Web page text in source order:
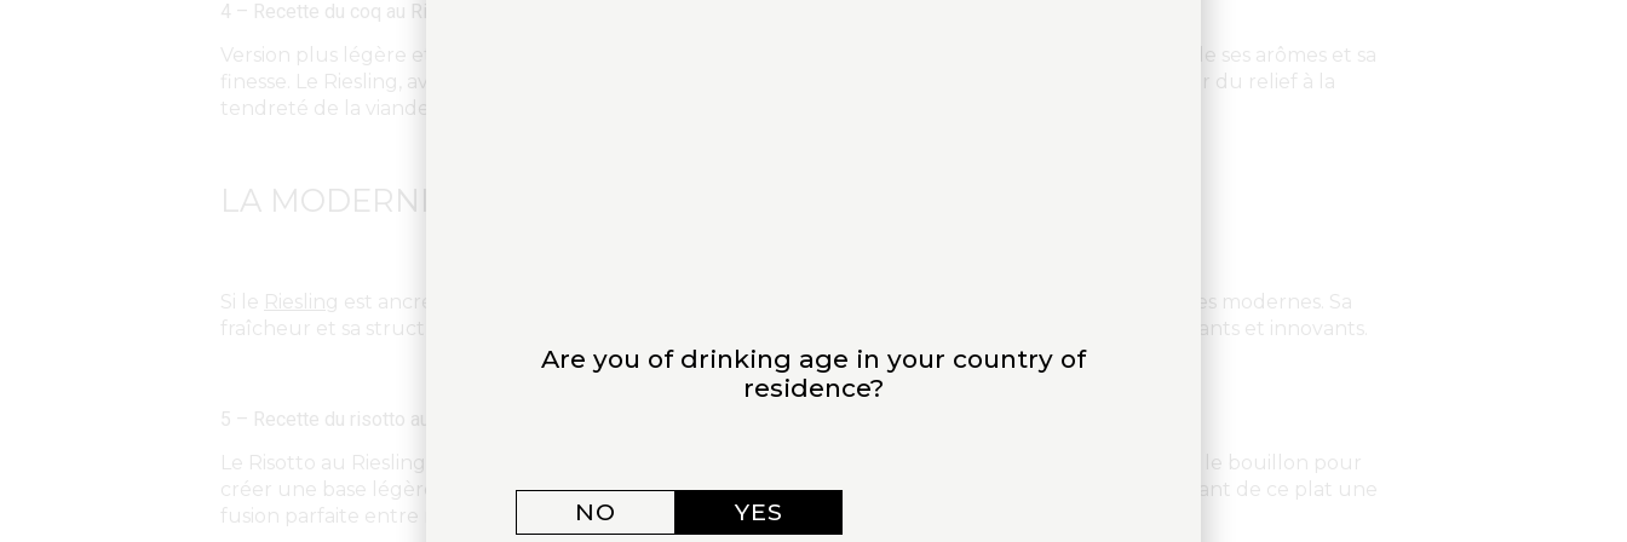
4 – Recette du coq au Riesling : le raffinement dans la simplicité
Version plus légère et élégante du célèbre coq au vin, le Coq au Riesling se distingue par la subtilité de ses arômes et sa
finesse. Le Riesling, avec sa minéralité et ses notes d’agrumes, est le complément parfait pour apporter du relief à la
tendreté de la viande.
LA MODERNITÉ EN CUISINE : INNOVATION AVEC LE RIESLING
Si le Riesling est ancré dans la tradition, il n’en est pas moins l’ingrédient idéal pour revisiter des recettes modernes. Sa
fraîcheur et sa structure permettent d’expérimenter de nouvelles saveurs et de créer des plats élégants et innovants.
5 – Recette du risotto au Riesling et aux asperges : une fusion d’élégance et de fraîcheur
Le Risotto au Riesling et aux asperges est une véritable expérience gustative, où le Riesling remplace le bouillon pour
créer une base légère et parfumée. Chaque bouchée évoque la fraîcheur des vignobles d’Alsace, faisant de ce plat une
fusion parfaite entre modernité et tradition.
Découvrez la recette complète ici
Are you of drinking age in your country of
residence?
NO YES